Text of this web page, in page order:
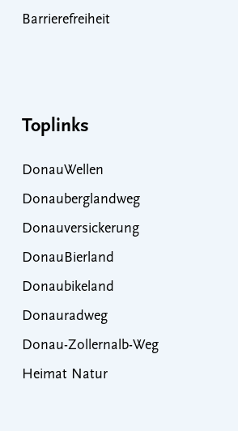
Barrierefreiheit
Toplinks
DonauWellen
Donauberglandweg
Donauversickerung
DonauBierland
Donaubikeland
Donauradweg
Donau-Zollernalb-Weg
Heimat Natur